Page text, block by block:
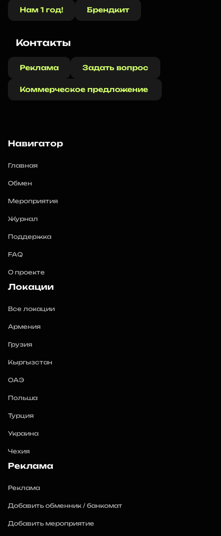
Нам 1 год! Брендкит
Контакты
Реклама Задать вопрос
Коммерческое предложение
Навигатор
Главная
Обмен
Мероприятия
Журнал
Поддержка
FAQ
О проекте
Локации
Все локации
Армения
Грузия
Кыргызстан
ОАЭ
Польша
Турция
Украина
Чехия
Реклама
Реклама
Добавить обменник / банкомат
Добавить мероприятие